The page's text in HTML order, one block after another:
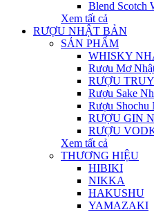
Blend Scotch
Xem tất cả
RƯỢU NHẬT BẢN
SẢN PHẨM
WHISKY
Rượu Mơ
RƯỢU
Rượu Sake
Rượu Shochu
RƯỢU GIN
RƯỢU
Xem tất cả
THƯƠNG HIỆU
HIBIKI
NIKKA
HAKUSHU
YAMAZAKI